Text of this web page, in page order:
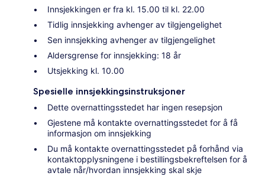
Innsjekkingen er fra kl. 15.00 til kl. 22.00
Tidlig innsjekking avhenger av tilgjengelighet
Sen innsjekking avhenger av tilgjengelighet
Aldersgrense for innsjekking: 18 år
Utsjekking kl. 10.00
Spesielle innsjekkingsinstruksjoner
Dette overnattingsstedet har ingen resepsjon
Gjestene må kontakte overnattingsstedet for å få
informasjon om innsjekking
Du må kontakte overnattingsstedet på forhånd via
kontaktopplysningene i bestillingsbekreftelsen for å
avtale når/hvordan innsjekking skal skje